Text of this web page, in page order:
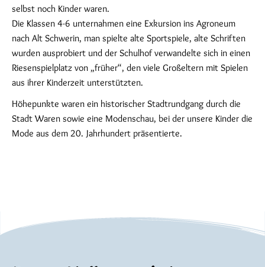
selbst noch Kinder waren.
Die Klassen 4-6 unternahmen eine Exkursion ins Agroneum
nach Alt Schwerin, man spielte alte Sportspiele, alte Schriften
wurden ausprobiert und der Schulhof verwandelte sich in einen
Riesenspielplatz von „früher“, den viele Großeltern mit Spielen
aus ihrer Kinderzeit unterstützten.
Höhepunkte waren ein historischer Stadtrundgang durch die
Stadt Waren sowie eine Modenschau, bei der unsere Kinder die
Mode aus dem 20. Jahrhundert präsentierte.